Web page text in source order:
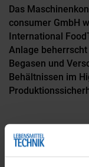
Das
consumer GmbH
International
Anlage
Begasen und
Behältnissen im